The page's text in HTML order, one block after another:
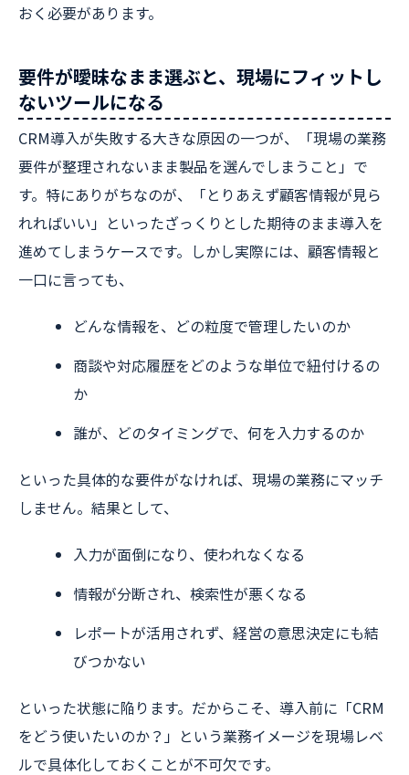
おく必要があります。
要件が曖昧なまま選ぶと、現場にフィットし
ないツールになる
CRM導入が失敗する大きな原因の一つが、「現場の業務
要件が整理されないまま製品を選んでしまうこと」で
す。特にありがちなのが、「とりあえず顧客情報が見ら
れればいい」といったざっくりとした期待のまま導入を
進めてしまうケースです。しかし実際には、顧客情報と
一口に言っても、
どんな情報を、どの粒度で管理したいのか
商談や対応履歴をどのような単位で紐付けるの
か
誰が、どのタイミングで、何を入力するのか
といった具体的な要件がなければ、現場の業務にマッチ
しません。結果として、
入力が面倒になり、使われなくなる
情報が分断され、検索性が悪くなる
レポートが活用されず、経営の意思決定にも結
びつかない
といった状態に陥ります。だからこそ、導入前に「CRM
をどう使いたいのか？」という業務イメージを現場レベ
ルで具体化しておくことが不可欠です。